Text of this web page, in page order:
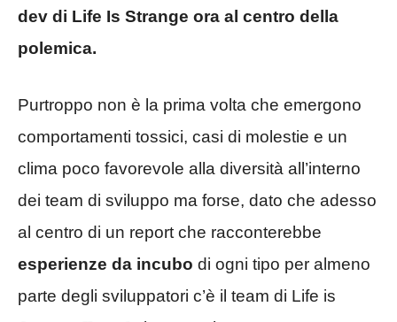
dev di Life Is Strange ora al centro della
polemica.
Purtroppo non è la prima volta che emergono
comportamenti tossici, casi di molestie e un
clima poco favorevole alla diversità all’interno
dei team di sviluppo ma forse, dato che adesso
al centro di un report che racconterebbe
esperienze da incubo di ogni tipo per almeno
parte degli sviluppatori c’è il team di Life is